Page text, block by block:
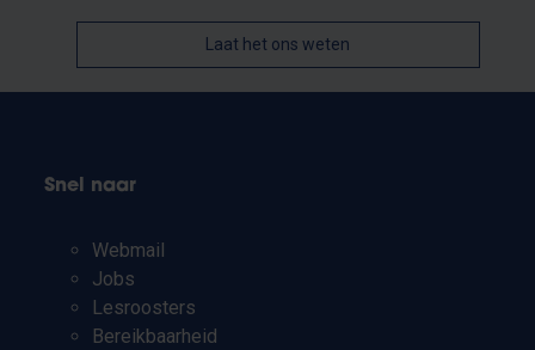
Laat het ons weten
Snel naar
Webmail
Jobs
Lesroosters
Bereikbaarheid